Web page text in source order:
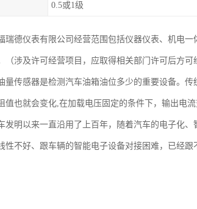
0.5或1级
瑞德仪表有限公司经营范围包括仪器仪表、机电
（涉及许可经营项目，应取得相关部门许可后方可
量传感器是检测汽车油箱油位多少的重要设备。
值也就会变化,在加载电压固定的条件下，输出电
发明以来一直沿用了上百年，随着汽车的电子化
性不好、跟车辆的智能电子设备对接困难，已经跟